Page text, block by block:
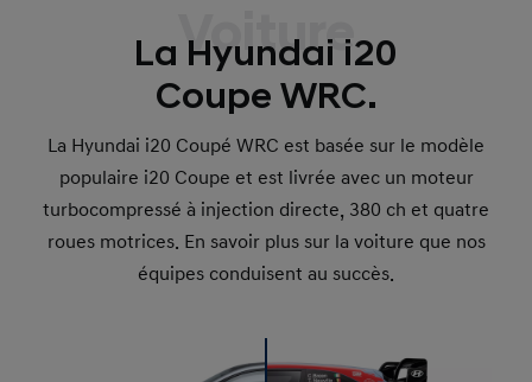
Voiture
La Hyundai i20
Coupe WRC.
La Hyundai i20 Coupé WRC est basée sur le modèle
populaire i20 Coupe et est livrée avec un moteur
turbocompressé à injection directe, 380 ch et quatre
roues motrices. En savoir plus sur la voiture que nos
équipes conduisent au succès.